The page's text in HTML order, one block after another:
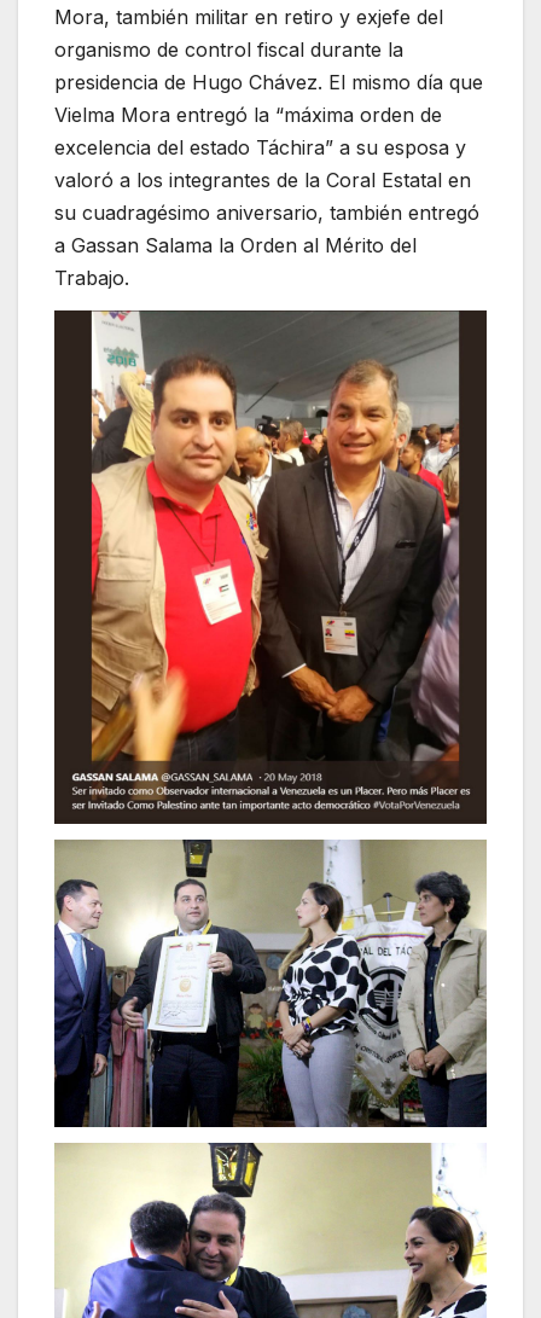
Mora, también militar en retiro y exjefe del
organismo de control fiscal durante la
presidencia de Hugo Chávez. El mismo día que
Vielma Mora entregó la “máxima orden de
excelencia del estado Táchira” a su esposa y
valoró a los integrantes de la Coral Estatal en
su cuadragésimo aniversario, también entregó
a Gassan Salama la Orden al Mérito del
Trabajo.